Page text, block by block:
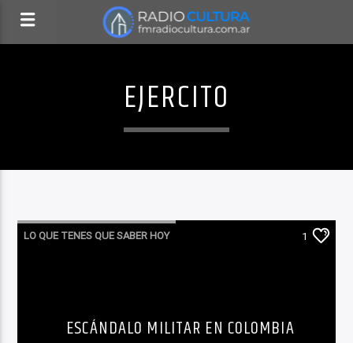
EJERCITO
LO QUE TENES QUE SABER HOY 1
ESCÁNDALO MILITAR EN COLOMBIA